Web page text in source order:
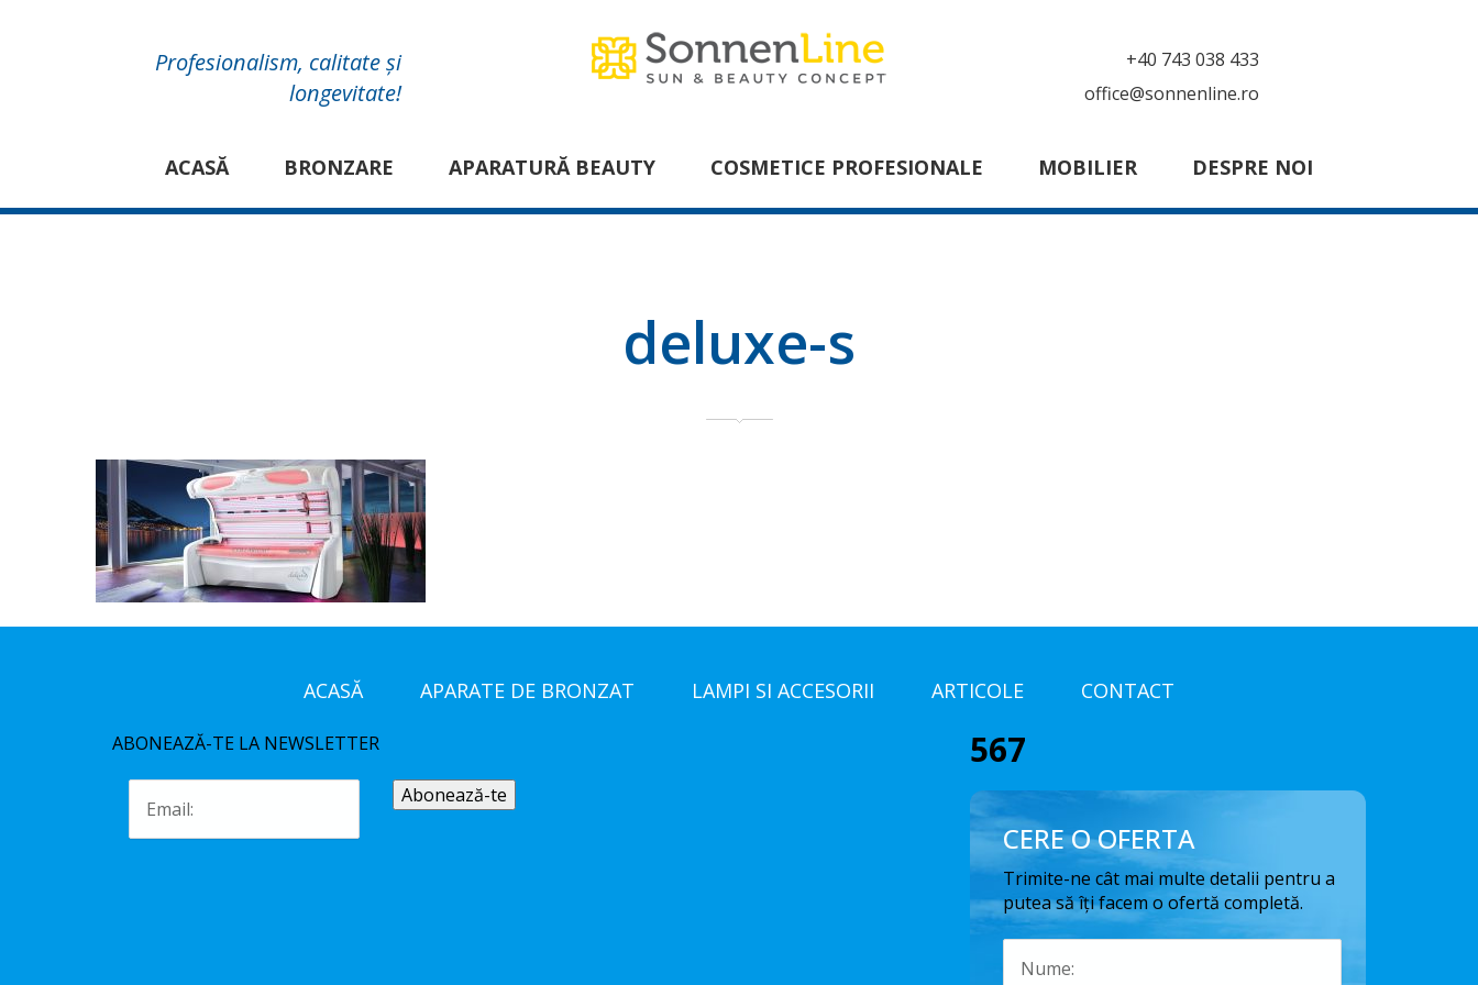
Profesionalism, calitate și
longevitate!
+40 743 038 433
office@sonnenline.ro
ACASĂ BRONZARE APARATURĂ BEAUTY COSMETICE PROFESIONALE MOBILIER DESPRE NOI
deluxe-s
ACASĂ APARATE DE BRONZAT LAMPI SI ACCESORII ARTICOLE CONTACT
ABONEAZĂ-TE LA NEWSLETTER 567
CERE O OFERTA
Trimite-ne cât mai multe detalii pentru a
putea să îți facem o ofertă completă.